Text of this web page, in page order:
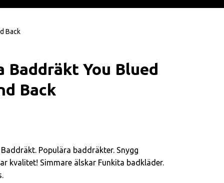
Back
Baddräkt You Blued
Back
Populära baddräkter. Snygg
kvalitet! Simmare älskar Funkita badkläder.